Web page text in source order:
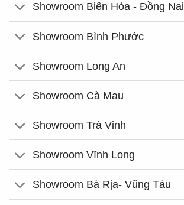
Showroom Biên Hòa - Đồng Nai
Showroom Bình Phước
Showroom Long An
Showroom Cà Mau
Showroom Trà Vinh
Showroom Vĩnh Long
Showroom Bà Rịa- Vũng Tàu